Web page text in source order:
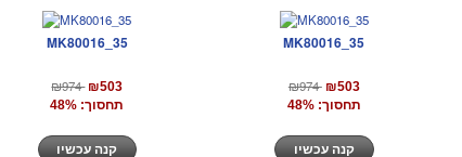
MK80016_35
₪974 ₪503
תחסוך: 48%
MK80016_35
₪974 ₪503
תחסוך: 48%
קנה עכשיו